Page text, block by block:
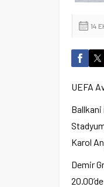
14
UEFA
Ballkani
Karol
Demir